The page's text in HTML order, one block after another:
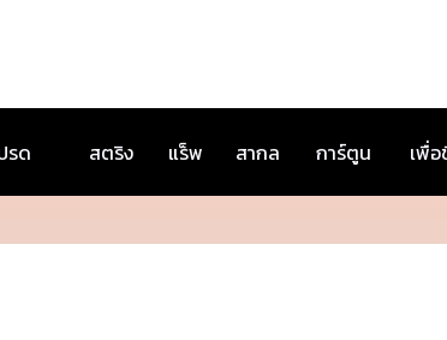
รด สตริง แร็พ สากล การ์ตูน เพื่